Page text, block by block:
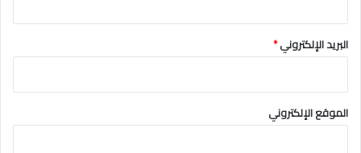
البريد الإلكتروني*
الموقع الإلكتروني